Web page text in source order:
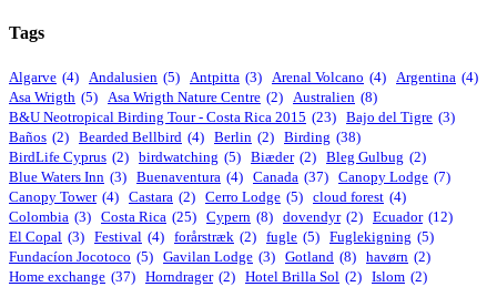
Tags
Algarve (4) Andalusien (5) Antpitta (3) Arenal Volcano (4) Argentina (4)
Asa Wrigth (5) Asa Wrigth Nature Centre (2) Australien (8)
B&U Neotropical Birding Tour - Costa Rica 2015 (23) Bajo del Tigre (3)
Baños (2) Bearded Bellbird (4) Berlin (2) Birding (38)
BirdLife Cyprus (2) birdwatching (5) Biæder (2) Bleg Gulbug (2)
Blue Waters Inn (3) Buenaventura (4) Canada (37) Canopy Lodge (7)
Canopy Tower (4) Castara (2) Cerro Lodge (5) cloud forest (4)
Colombia (3) Costa Rica (25) Cypern (8) dovendyr (2) Ecuador (12)
El Copal (3) Festival (4) forårstræk (2) fugle (5) Fuglekigning (5)
Fundacíon Jocotoco (5) Gavilan Lodge (3) Gotland (8) havørn (2)
Home exchange (37) Horndrager (2) Hotel Brilla Sol (2) Islom (2)